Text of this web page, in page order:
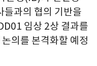
들과의 협의 기반을
임상 2상 결과를
의를 본격화할 예정